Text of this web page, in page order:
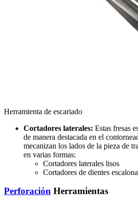
Herramienta de escariado
Cortadores laterales: Estas fresas
de manera destacada en el
mecanizan los lados de la pieza de
en varias formas:
Cortadores laterales lisos
Cortadores de dientes
Perforación Herramientas